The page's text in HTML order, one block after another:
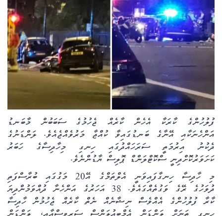
ކޮލަމް
ދޭސީ ހަބަރު
އަވަސްކަޅި
ބިދޭސީ ހަބަރު
ތަސްވީރު
ހަށިހެޔޮވެށި
ބަހަވީވެށި
ހީރަސްތަރި
ފުލުހުންގެ ކާރަކާ އެހެން ކާރެއް ޖެހުމުގެ ސަބަބުން މާބަނޑު
އަންހެނަކާއި އޭނާގެ ބަނޑުގައިވާ ކުއްޖާ މަރުވެއްޖެއެވެ. ލަންޑަނުގެ
ދެކުނު އިރުމަތީ ސަރަހައްދުގައި ހިނގި މިހާދިސާގެ ހަބަރު
ކަށަވަރުކޮށްދިނީ ސްކޮޓްލަންޑް ޕޮލިސް ޔާޑުންނެވެ.
މި ހާދިސާ ހިނގާފައިވަނީ އެލްތަމްގެ އޭ20 މަގުގައި ބުރާސްފަތި
ދުވަހުގެ ރޭގެ ވަގުތެއްގައެވެ. 38 އަހަރުގެ އަންހެނާ ދުއްވަމުންދިޔަ
ކާރާ ފުލުހުންގެ އެއްވެސް ނިޝާނެއް ނެތް ކާރެއް ޖެހުމުންހާދިސާ